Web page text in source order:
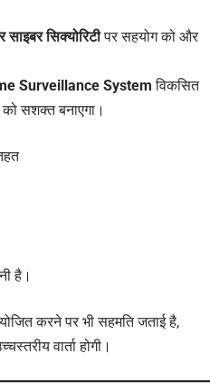
सिक्योरिटीपर सहयोग को और
Surveillance System विकसित
को सशक्त बनाएगा।
है।
करने पर भी सहमति जताई है,
वार्ता होगी।